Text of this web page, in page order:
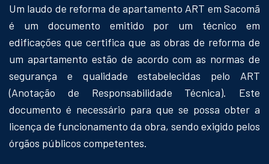
Um laudo de reforma de apartamento ART em Sacomã
é um documento emitido por um técnico em
edificações que certifica que as obras de reforma de
um apartamento estão de acordo com as normas de
segurança e qualidade estabelecidas pelo ART
(Anotação de Responsabilidade Técnica). Este
documento é necessário para que se possa obter a
licença de funcionamento da obra, sendo exigido pelos
órgãos públicos competentes.